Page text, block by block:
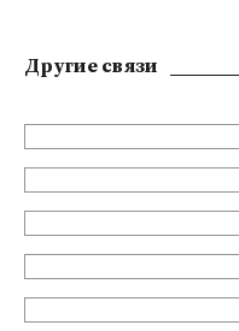
Другие связи